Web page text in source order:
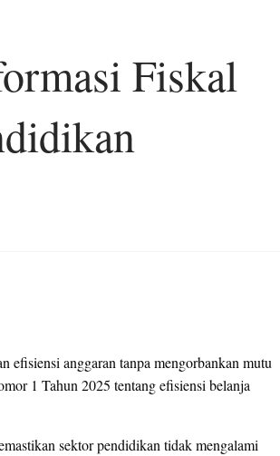
Fiskal
efisiensi anggaran tanpa mengorbankan mutu
1 Tahun 2025 tentang efisiensi belanja
sektor pendidikan tidak mengalami